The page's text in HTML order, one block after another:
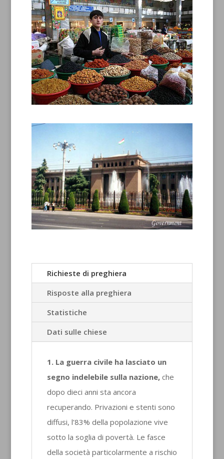
Richieste di preghiera
Risposte alla preghiera
Statistiche
Dati sulle chiese
1. La guerra civile ha lasciato un
segno indelebile sulla nazione,che
dopo dieci anni sta ancora
recuperando. Privazioni e stenti sono
diffusi, l’83% della popolazione vive
sotto la soglia di povertà. Le fasce
della società particolarmente a rischio